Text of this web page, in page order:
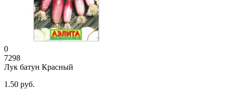
0
7298
Лук батун Красный
1.50 руб.